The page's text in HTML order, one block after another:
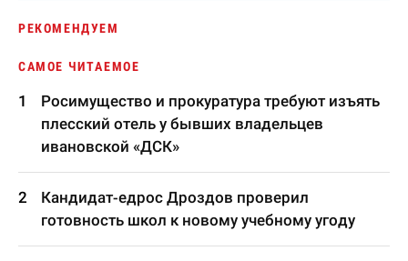
РЕКОМЕНДУЕМ
САМОЕ ЧИТАЕМОЕ
Росимущество и прокуратура требуют изъять
плесский отель у бывших владельцев
ивановской «ДСК»
Кандидат-едрос Дроздов проверил
готовность школ к новому учебному угоду